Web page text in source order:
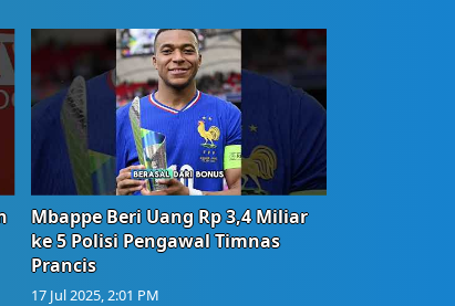
Mbappe Beri Uang Rp 3,4 Miliar
ke 5 Polisi Pengawal Timnas
Prancis
17 Jul 2025, 2:01 PM